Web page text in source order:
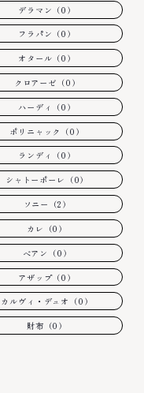
デラマン（0）
フラパン（0）
オタール（0）
クロアーゼ（0）
ハーディ（0）
ポリニャック（0）
ランディ（0）
シャトーポーレ（0）
ソニー（2）
カレ（0）
ベアン（0）
アザップ（0）
カルヴィ・デュオ（0）
財布（0）